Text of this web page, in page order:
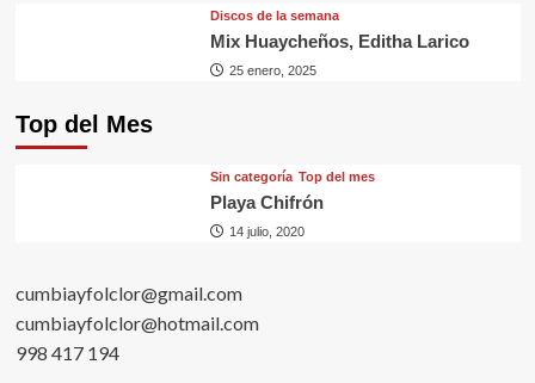
Discos de la semana
Mix Huaycheños, Editha Larico
25 enero, 2025
Top del Mes
Sin categorí­a Top del mes
Playa Chifrón
14 julio, 2020
cumbiayfolclor@gmail.com
cumbiayfolclor@hotmail.com
998 417 194